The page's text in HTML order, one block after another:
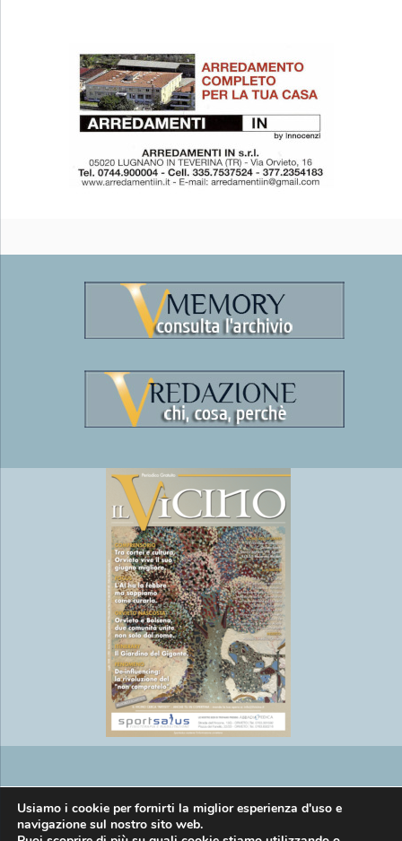
Copyright © EasyMedia srl P.IVA
Usiamo i cookie per fornirti la miglior esperienza d'uso e
navigazione sul nostro sito web.